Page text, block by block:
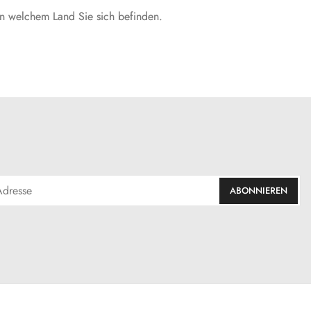
welchem Land Sie sich befinden.